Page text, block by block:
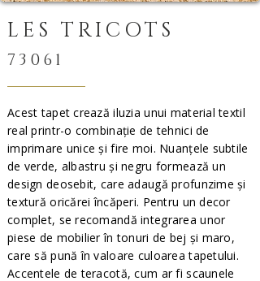
LES TRICOTS
73061
Acest tapet crează iluzia unui material textil
real printr-o combinație de tehnici de
imprimare unice și fire moi. Nuanțele subtile
de verde, albastru și negru formează un
design deosebit, care adaugă profunzime și
textură oricărei încăperi. Pentru un decor
complet, se recomandă integrarea unor
piese de mobilier în tonuri de bej și maro,
care să pună în valoare culoarea tapetului.
Accentele de teracotă, cum ar fi scaunele